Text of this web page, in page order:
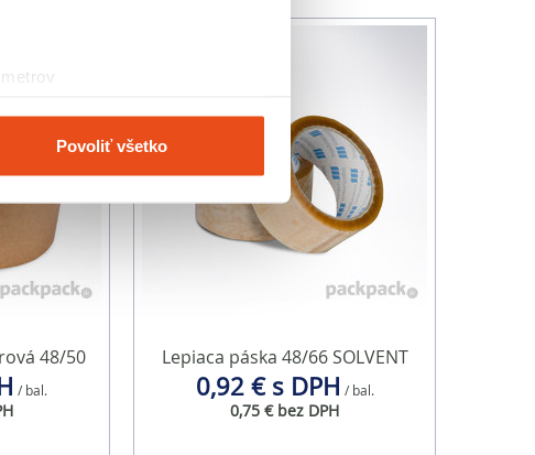
používame súbory
v oblasti sociálnych
údajmi, ktoré ste im poskytli
Povoliť všetko
48/50
/ bal.
Lepiaca páska 48/66 SOLVENT
0,92 € s DPH / bal.
0,75 € bez DPH